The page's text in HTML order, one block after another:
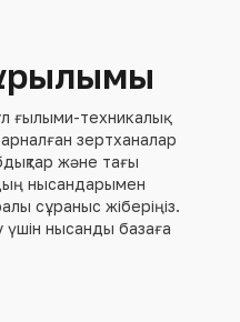
ғылыми-техникалық
зертханалар
және тағы
нысандарымен
сұраныс жіберіңіз.
үшін нысанды базаға